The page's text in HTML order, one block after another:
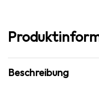
Beschreibung